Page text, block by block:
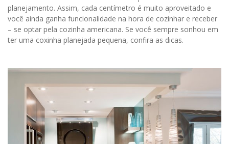
planejamento. Assim, cada centímetro é muito aproveitado e
você ainda ganha funcionalidade na hora de cozinhar e receber
– se optar pela cozinha americana. Se você sempre sonhou em
ter uma coxinha planejada pequena, confira as dicas.